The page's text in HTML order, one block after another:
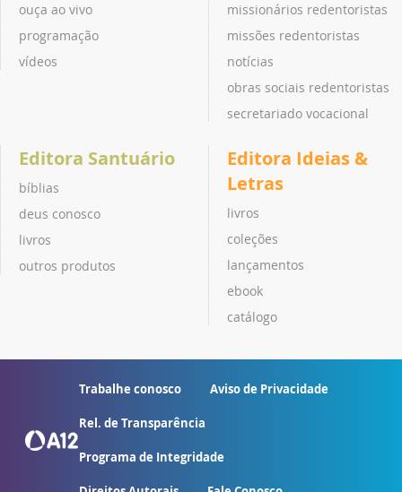
ouça ao vivo
programação
vídeos
missionários redentoristas
missões redentoristas
notícias
obras sociais redentoristas
secretariado vocacional
Editora Santuário
bíblias
deus conosco
livros
outros produtos
Editora Ideias &
Letras
livros
coleções
lançamentos
ebook
catálogo
Trabalhe conosco Aviso de Privacidade
Rel. de Transparência
Programa de Integridade